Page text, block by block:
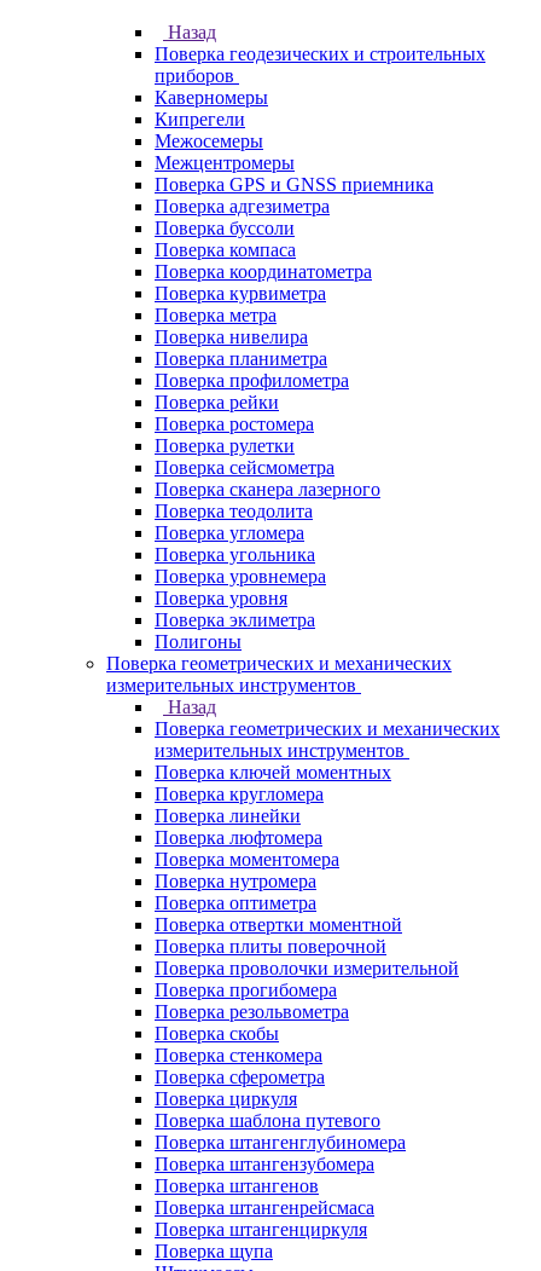
Назад
Поверка геодезических и строительных
приборов
Каверномеры
Кипрегели
Межосемеры
Межцентромеры
Поверка GPS и GNSS приемника
Поверка адгезиметра
Поверка буссоли
Поверка компаса
Поверка координатометра
Поверка курвиметра
Поверка метра
Поверка нивелира
Поверка планиметра
Поверка профилометра
Поверка рейки
Поверка ростомера
Поверка рулетки
Поверка сейсмометра
Поверка сканера лазерного
Поверка теодолита
Поверка угломера
Поверка угольника
Поверка уровнемера
Поверка уровня
Поверка эклиметра
Полигоны
Поверка геометрических и механических
измерительных инструментов
Назад
Поверка геометрических и механических
измерительных инструментов
Поверка ключей моментных
Поверка кругломера
Поверка линейки
Поверка люфтомера
Поверка моментомера
Поверка нутромера
Поверка оптиметра
Поверка отвертки моментной
Поверка плиты поверочной
Поверка проволочки измерительной
Поверка прогибомера
Поверка резольвометра
Поверка скобы
Поверка стенкомера
Поверка сферометра
Поверка циркуля
Поверка шаблона путевого
Поверка штангенглубиномера
Поверка штангензубомера
Поверка штангенов
Поверка штангенрейсмаса
Поверка штангенциркуля
Поверка щупа